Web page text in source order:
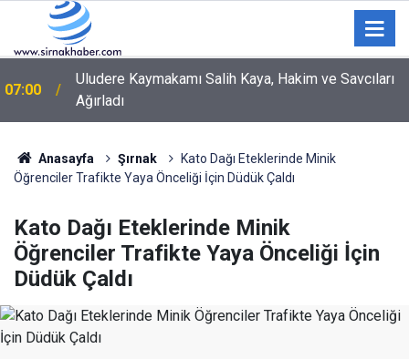
07:00
Uludere Kaymakamı Salih Kaya, Hakim ve Savcıları
Ağırladı
Anasayfa Şırnak
Kato Dağı Eteklerinde Minik
Öğrenciler Trafikte Yaya Önceliği İçin Düdük Çaldı
Kato Dağı Eteklerinde Minik
Öğrenciler Trafikte Yaya Önceliği İçin
Düdük Çaldı